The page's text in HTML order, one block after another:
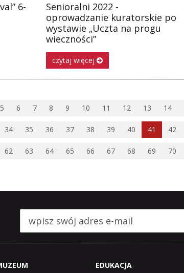
6-
Senioralni 2022 -
oprowadzanie kuratorskie po
wystawie „Uczta na progu
wieczności”
czytaj więcej
5 6 7 8 9 10 11 12 13 14
34 35 36 37 38 39 40 41 42
62 63 64 65 66 67 68 69 70
EDUKACJA